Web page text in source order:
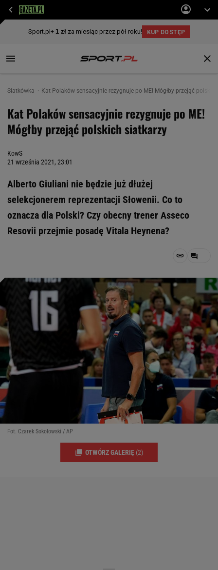
Siatkówka Kat Polaków sensacyjnie rezygnuje po ME! Mógłby przejąć
Kat Polaków sensacyjnie rezygnuje po ME!
Mógłby przejąć polskich siatkarzy
KowS
21 września 2021, 23:01
Alberto Giuliani nie będzie już dłużej
selekcjonerem reprezentacji Słowenii. Co to
oznacza dla Polski? Czy obecny trener Asseco
Resovii przejmie posadę Vitala Heynena?
Fot. Czarek Sokolowski / AP
OTWÓRZ GALERIĘ (2)